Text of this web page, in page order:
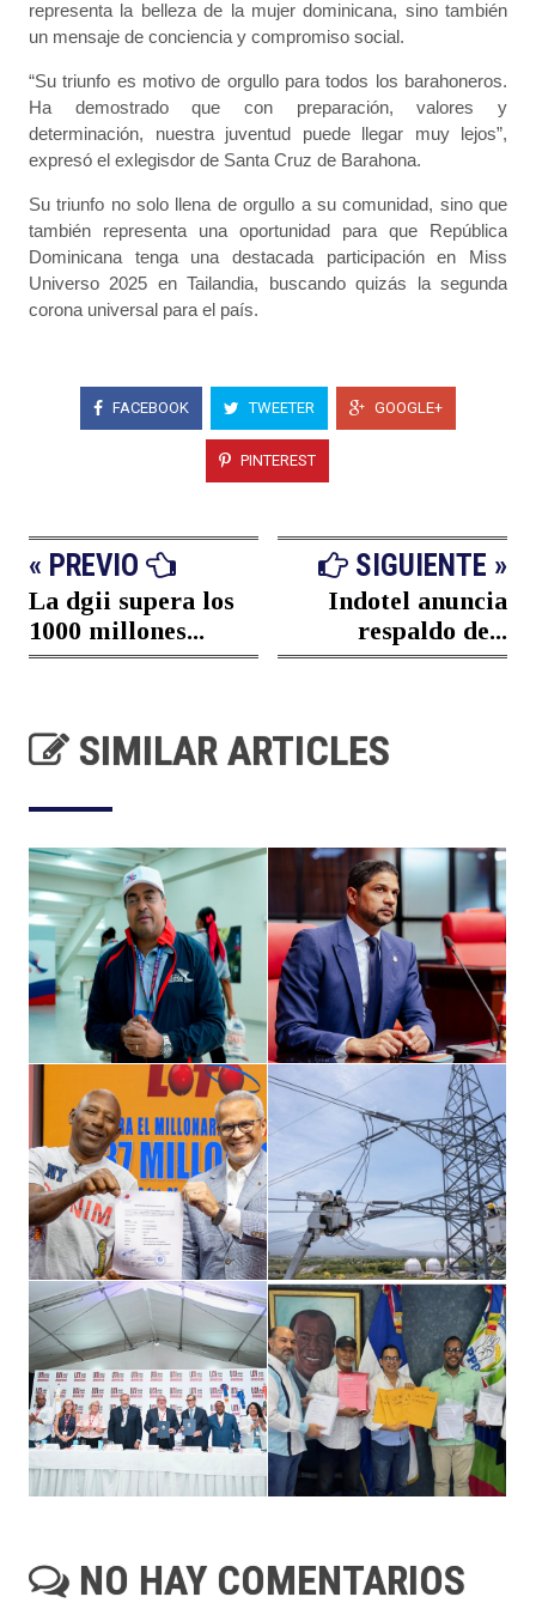
representa la belleza de la mujer dominicana, sino también
un mensaje de conciencia y compromiso social.
“Su triunfo es motivo de orgullo para todos los barahoneros.
Ha demostrado que con preparación, valores y
determinación, nuestra juventud puede llegar muy lejos”,
expresó el exlegisdor de Santa Cruz de Barahona.
Su triunfo no solo llena de orgullo a su comunidad, sino que
también representa una oportunidad para que República
Dominicana tenga una destacada participación en Miss
Universo 2025 en Tailandia, buscando quizás la segunda
corona universal para el país.
FACEBOOK TWEETER GOOGLE+
PINTEREST
« PREVIO
La dgii supera los
1000 millones...
SIGUIENTE »
Indotel anuncia
respaldo de...
SIMILAR ARTICLES
NO HAY COMENTARIOS